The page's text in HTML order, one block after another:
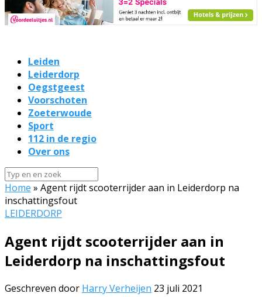
Leiden
Leiderdorp
Oegstgeest
Voorschoten
Zoeterwoude
Sport
112 in de regio
Over ons
Home » Agent rijdt scooterrijder aan in Leiderdorp na
inschattingsfout
LEIDERDORP
Agent rijdt scooterrijder aan in
Leiderdorp na inschattingsfout
Geschreven door Harry Verheijen 23 juli 2021